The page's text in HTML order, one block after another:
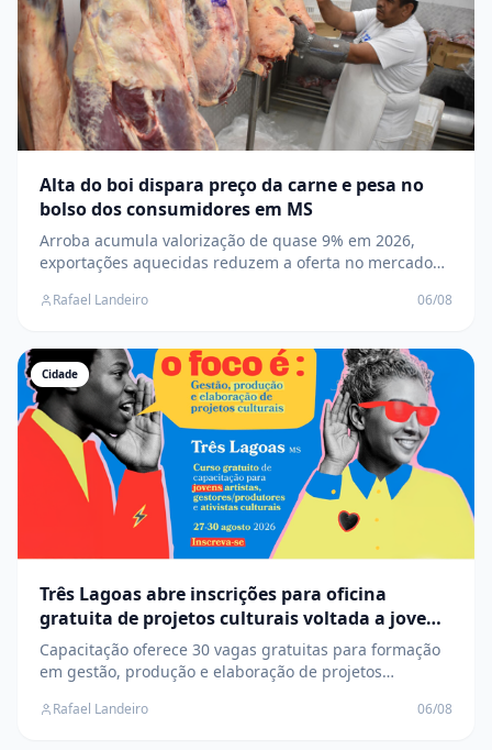
Alta do boi dispara preço da carne e pesa no
bolso dos consumidores em MS
Arroba acumula valorização de quase 9% em 2026,
exportações aquecidas reduzem a oferta no mercado
Rafael Landeiro 06/08
Cidade
Três Lagoas abre inscrições para oficina
gratuita de projetos culturais voltada a jovens
artistas
Capacitação oferece 30 vagas gratuitas para formação
em gestão, produção e elaboração de projetos
sub-representados
Rafael Landeiro 06/08